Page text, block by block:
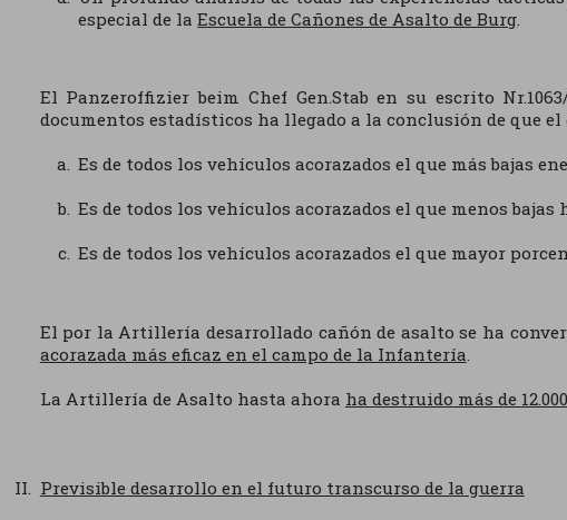
especial de laEscuela de Cañones de Asalto de Burg
El Panzeroffizier beim Chef Gen.Stab en su escrito
documentos estadísticos ha llegado a la conclusión de que el
Es de todos los vehículos acorazados el que más bajas
Es de todos los vehículos acorazados el que menos bajas
Es de todos los vehículos acorazados el que mayor
El por la Artillería desarrollado cañón de asalto se ha
acorazada más eficaz en el campo de la Infantería.
La Artillería de Asalto hasta ahora ha destruido más de
Previsible desarrollo en el futuro transcurso de la guerra